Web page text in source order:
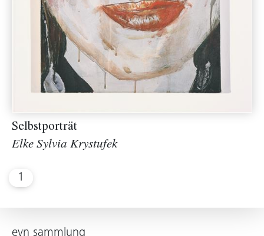
Selbstporträt
Elke Sylvia Krystufek
1
evn sammlung